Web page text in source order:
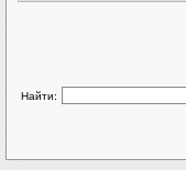
Найти: